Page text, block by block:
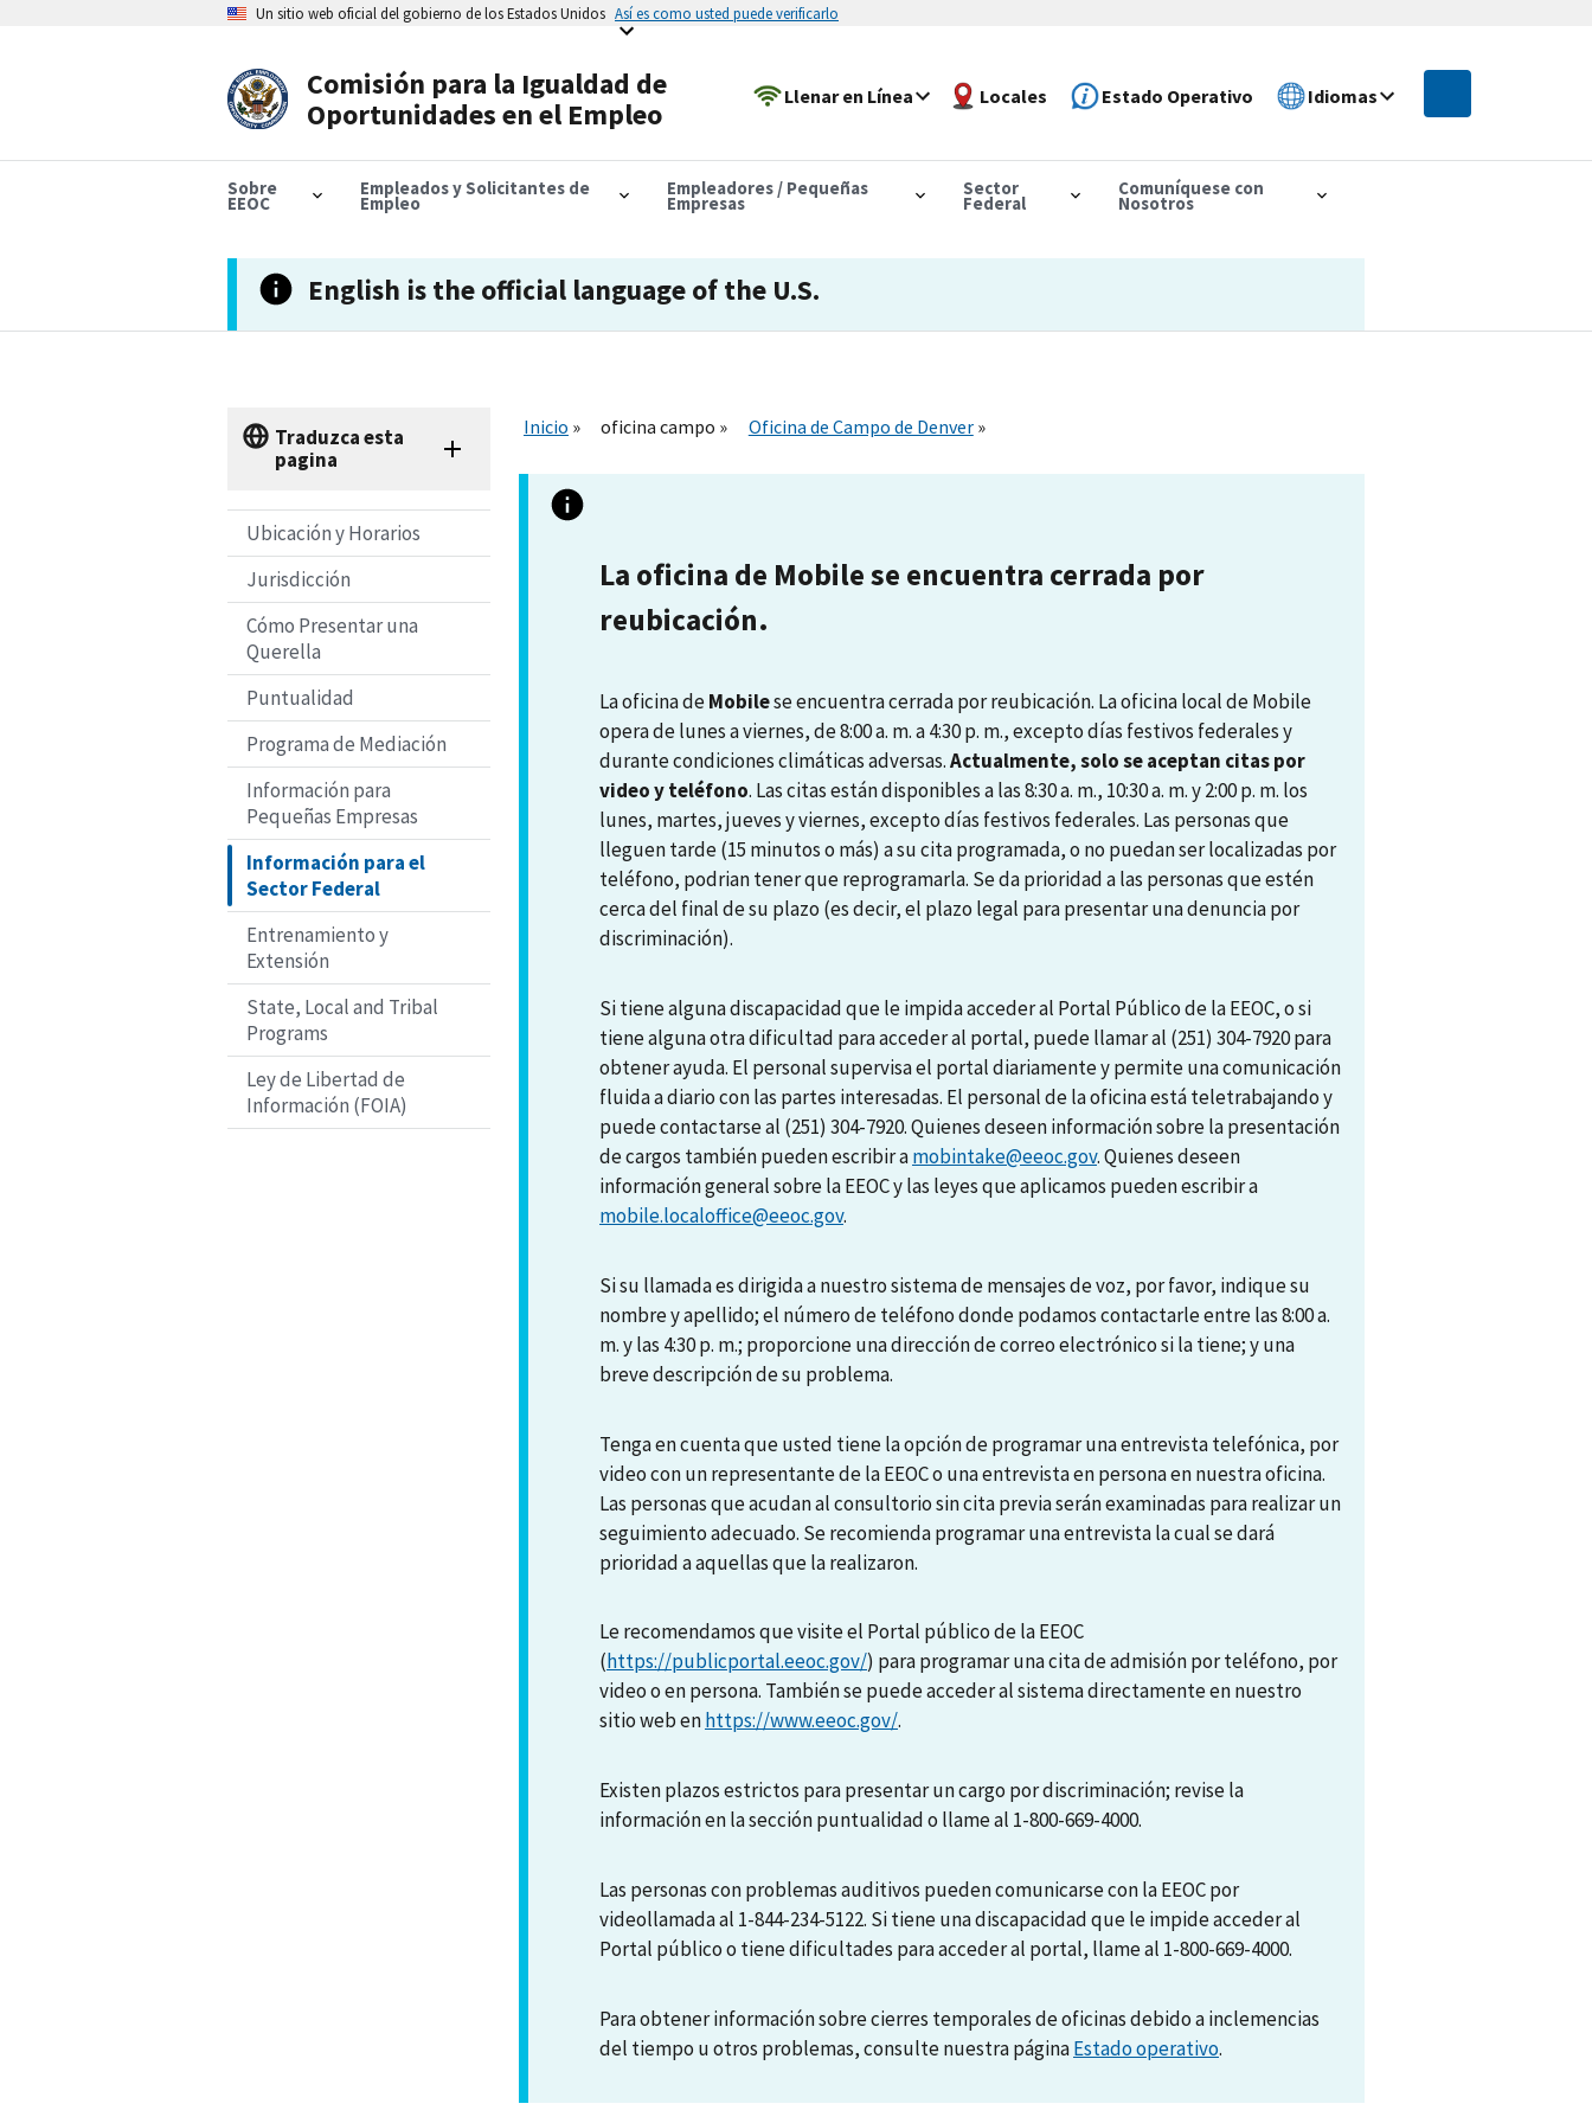
Un sitio web oficial del gobierno de los Estados Unidos Así es como usted puede verificarlo
Comisión para la Igualdad de
Oportunidades en el Empleo
Llenar en Línea Locales Estado Operativo Idiomas
Sobre
EEOC
Empleados y Solicitantes de
Empleo
Empleadores / Pequeñas
Empresas
Sector
Federal
Comuníquese con
Nosotros
English is the official language of the U.S.
Traduzca esta
pagina
Ubicación y Horarios
Jurisdicción
Cómo Presentar una
Querella
Puntualidad
Programa de Mediación
Información para
Pequeñas Empresas
Información para el
Sector Federal
Entrenamiento y
Extensión
State, Local and Tribal
Programs
Ley de Libertad de
Información (FOIA)
Inicio oficina campo Oficina de Campo de Denver
La oficina de Mobile se encuentra cerrada por
reubicación.
La oficina deMobilese encuentra cerrada por reubicación. La oficina local de Mobile
opera de lunes a viernes, de 8:00 a. m. a 4:30 p. m., excepto días festivos federales y
durante condiciones climáticas adversas.Actualmente, solo se aceptan citas por
video y teléfono. Las citas están disponibles a las 8:30 a. m., 10:30 a. m. y 2:00 p. m. los
lunes, martes, jueves y viernes, excepto días festivos federales. Las personas que
lleguen tarde (15 minutos o más) a su cita programada, o no puedan ser localizadas por
teléfono, podrian tener que reprogramarla. Se da prioridad a las personas que estén
cerca del final de su plazo (es decir, el plazo legal para presentar una denuncia por
discriminación).
Si tiene alguna discapacidad que le impida acceder al Portal Público de la EEOC, o si
tiene alguna otra dificultad para acceder al portal, puede llamar al (251) 304-7920 para
obtener ayuda. El personal supervisa el portal diariamente y permite una comunicación
fluida a diario con las partes interesadas. El personal de la oficina está teletrabajando y
puede contactarse al (251) 304-7920. Quienes deseen información sobre la presentación
de cargos también pueden escribir amobintake@eeoc.gov. Quienes deseen
información general sobre la EEOC y las leyes que aplicamos pueden escribir a
mobile.localoffice@eeoc.gov.
Si su llamada es dirigida a nuestro sistema de mensajes de voz, por favor, indique su
nombre y apellido; el número de teléfono donde podamos contactarle entre las 8:00 a.
m. y las 4:30 p. m.; proporcione una dirección de correo electrónico si la tiene; y una
breve descripción de su problema.
Tenga en cuenta que usted tiene la opción de programar una entrevista telefónica, por
video con un representante de la EEOC o una entrevista en persona en nuestra oficina.
Las personas que acudan al consultorio sin cita previa serán examinadas para realizar un
seguimiento adecuado. Se recomienda programar una entrevista la cual se dará
prioridad a aquellas que la realizaron.
Le recomendamos que visite el Portal público de la EEOC
(https://publicportal.eeoc.gov/) para programar una cita de admisión por teléfono, por
video o en persona. También se puede acceder al sistema directamente en nuestro
sitio web enhttps://www.eeoc.gov/.
Existen plazos estrictos para presentar un cargo por discriminación; revise la
información en la sección puntualidad o llame al 1-800-669-4000.
Las personas con problemas auditivos pueden comunicarse con la EEOC por
videollamada al 1-844-234-5122. Si tiene una discapacidad que le impide acceder al
Portal público o tiene dificultades para acceder al portal, llame al 1-800-669-4000.
Para obtener información sobre cierres temporales de oficinas debido a inclemencias
del tiempo u otros problemas, consulte nuestra páginaEstado operativo.